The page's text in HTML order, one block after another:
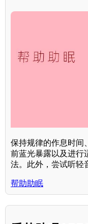
保持规律的作息时间
前蓝光暴露以及进行
法。此外，尝试听轻
帮助助眠